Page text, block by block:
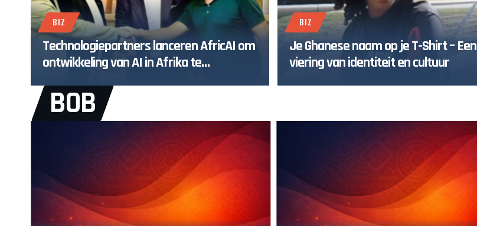
BIZ
Technologiepartners lanceren AfricAI om
ontwikkeling van AI in Afrika te
BIZ
Je Ghanese naam op je T-Shirt – Een
viering van identiteit en cultuur
BOB